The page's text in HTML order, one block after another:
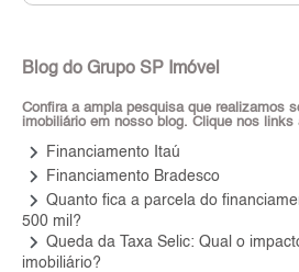
Blog do Grupo SP Imóvel
Confira a ampla pesquisa que realizamos
imobiliário em nosso blog. Clique nos links
keyboard_arrow_right Financiamento Itaú
keyboard_arrow_right Financiamento Bradesco
keyboard_arrow_right Quanto fica a parcela do
500 mil?
keyboard_arrow_right Queda da Taxa Selic: Qual o
imobiliário?